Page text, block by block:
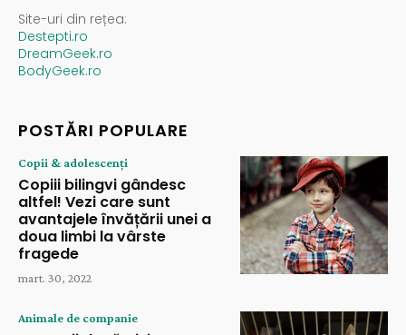
Site-uri din rețea:
Destepti.ro
DreamGeek.ro
BodyGeek.ro
POSTĂRI POPULARE
Copii & adolescenți
Copiii bilingvi gândesc
altfel! Vezi care sunt
avantajele învățării unei a
doua limbi la vârste
fragede
mart. 30, 2022
Animale de companie